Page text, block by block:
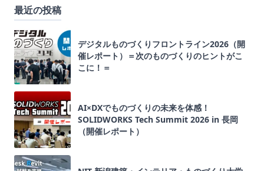
最近の投稿
デジタルものづくりフロントライン2026（開
催レポート）＝次のものづくりのヒントがこ
こに！＝
AI×DXでものづくりの未来を体感！
SOLIDWORKS Tech Summit 2026 in 長岡
（開催レポート）